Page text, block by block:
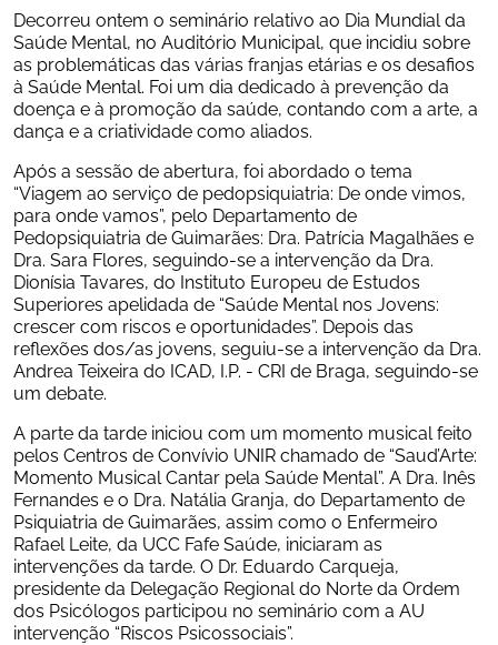
Decorreu ontem o seminário relativo ao Dia Mundial da
Saúde Mental, no Auditório Municipal, que incidiu sobre
as problemáticas das várias franjas etárias e os desafios
à Saúde Mental. Foi um dia dedicado à prevenção da
doença e à promoção da saúde, contando com a arte, a
dança e a criatividade como aliados.
Após a sessão de abertura, foi abordado o tema
“Viagem ao serviço de pedopsiquiatria: De onde vimos,
para onde vamos”, pelo Departamento de
Pedopsiquiatria de Guimarães: Dra. Patrícia Magalhães e
Dra. Sara Flores, seguindo-se a intervenção da Dra.
Dionísia Tavares, do Instituto Europeu de Estudos
Superiores apelidada de “Saúde Mental nos Jovens:
crescer com riscos e oportunidades”. Depois das
reflexões dos/as jovens, seguiu-se a intervenção da Dra.
Andrea Teixeira do ICAD, I.P. - CRI de Braga, seguindo-se
um debate.
A parte da tarde iniciou com um momento musical feito
pelos Centros de Convívio UNIR chamado de “Saud’Arte:
Momento Musical Cantar pela Saúde Mental”. A Dra. Inês
Fernandes e o Dra. Natália Granja, do Departamento de
Psiquiatria de Guimarães, assim como o Enfermeiro
Rafael Leite, da UCC Fafe Saúde, iniciaram as
intervenções da tarde. O Dr. Eduardo Carqueja,
presidente da Delegação Regional do Norte da Ordem
dos Psicólogos participou no seminário com a AU
intervenção “Riscos Psicossociais”.